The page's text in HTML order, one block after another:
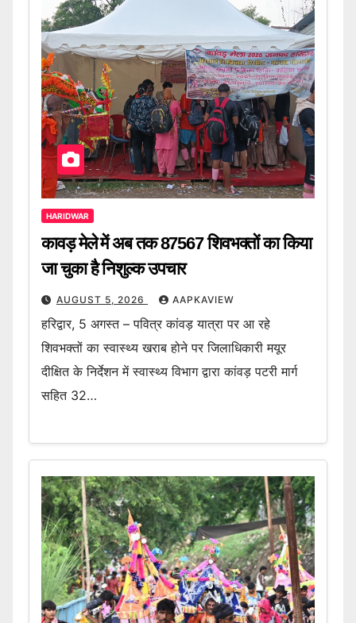
HARIDWAR
कावड़ मेले में अब तक 87567 शिवभक्तों का किया
जा चुका है निशुल्क उपचार
AUGUST 5, 2026 AAPKAVIEW
हरिद्वार, 5 अगस्त – पवित्र कांवड़ यात्रा पर आ रहे
शिवभक्तों का स्वास्थ्य खराब होने पर जिलाधिकारी मयूर
दीक्षित के निर्देशन में स्वास्थ्य विभाग द्वारा कांवड़ पटरी मार्ग
सहित 32…